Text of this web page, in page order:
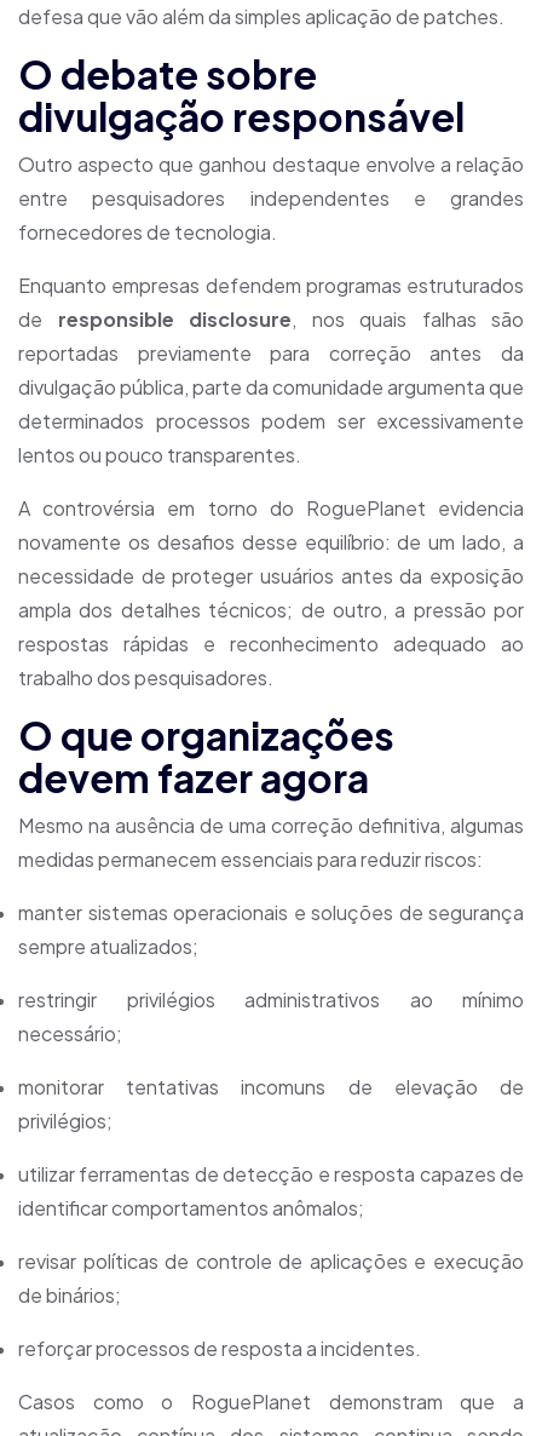
defesa que vão além da simples aplicação de patches.
O debate sobre
divulgação responsável
Outro aspecto que ganhou destaque envolve a relação
entre pesquisadores independentes e grandes
fornecedores de tecnologia.
Enquanto empresas defendem programas estruturados
de responsible disclosure, nos quais falhas são
reportadas previamente para correção antes da
divulgação pública, parte da comunidade argumenta que
determinados processos podem ser excessivamente
lentos ou pouco transparentes.
A controvérsia em torno do RoguePlanet evidencia
novamente os desafios desse equilíbrio: de um lado, a
necessidade de proteger usuários antes da exposição
ampla dos detalhes técnicos; de outro, a pressão por
respostas rápidas e reconhecimento adequado ao
trabalho dos pesquisadores.
O que organizações
devem fazer agora
Mesmo na ausência de uma correção definitiva, algumas
medidas permanecem essenciais para reduzir riscos:
manter sistemas operacionais e soluções de segurança
sempre atualizados;
restringir privilégios administrativos ao mínimo
necessário;
monitorar tentativas incomuns de elevação de
privilégios;
utilizar ferramentas de detecção e resposta capazes de
identificar comportamentos anômalos;
revisar políticas de controle de aplicações e execução
de binários;
reforçar processos de resposta a incidentes.
Casos como o RoguePlanet demonstram que a